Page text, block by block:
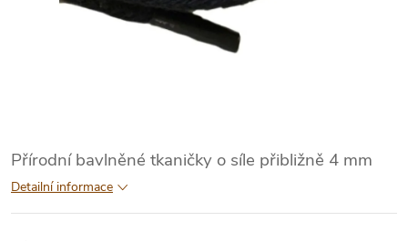
Přírodní bavlněné tkaničky o síle přibližně 4 mm
Detailní informace